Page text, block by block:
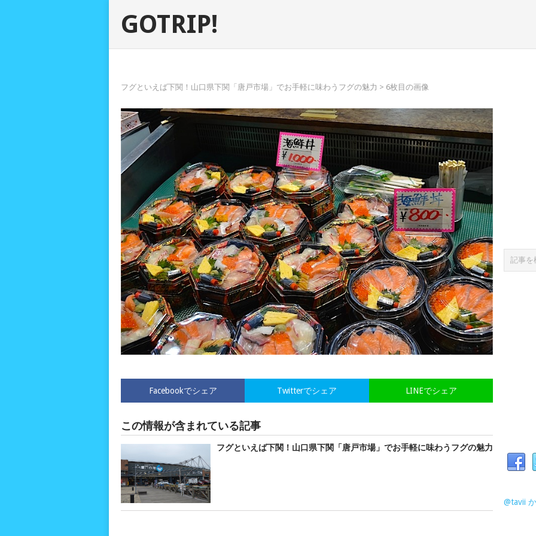
GOTRIP!
フグといえば下関！山口県下関「唐戸市場」でお手軽に味わうフグの魅力 > 6枚目の画像
Facebookでシェア LINEでシェア
Twitterでシェア
この情報が含まれている記事
フグといえば下関！山口県下関「唐戸市場」でお手軽に味わうフグの魅力
@tavii